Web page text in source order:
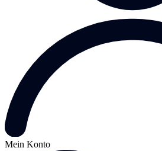
Mein Konto